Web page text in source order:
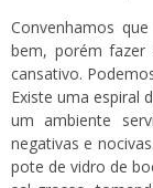
Convenhamos
bem, porém fazer
cansativo.
Existe umaespiral
um ambiente
negativas e
pote de vidro de